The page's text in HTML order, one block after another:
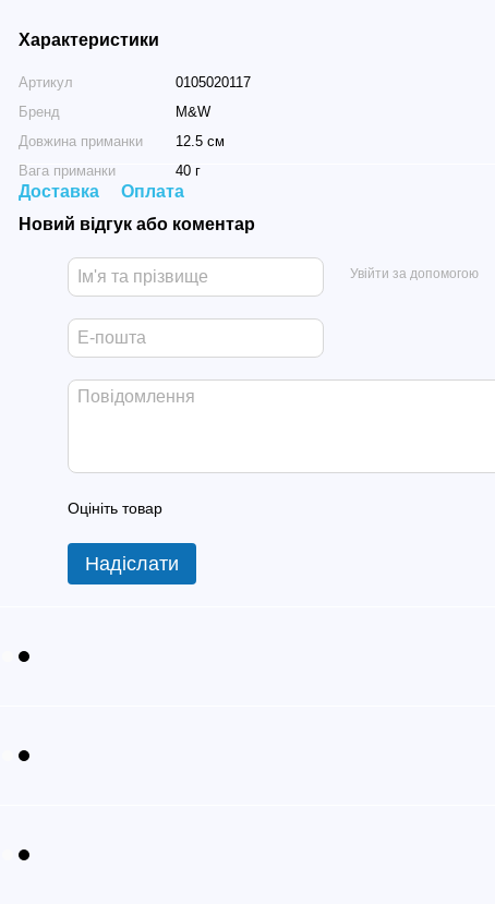
Характеристики
Артикул
0105020117
Бренд
M&W
Довжина приманки
12.5 см
Вага приманки
40 г
Доставка
Оплата
Новий відгук або коментар
Увійти за допомогою
Оцініть товар
Надіслати